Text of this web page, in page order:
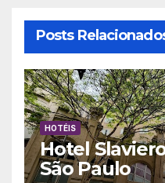
Posts
HOTÉIS
Hotel
São Paulo